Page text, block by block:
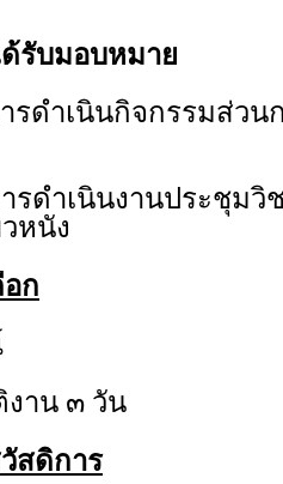
รับมอบหมาย
ดำเนินกิจกรรมส่วน
ดำเนินงานประชุมวิ
หนัง
ก
าน ๓ วัน
สดิการ